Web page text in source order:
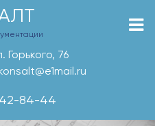
Горького, 76
84-44